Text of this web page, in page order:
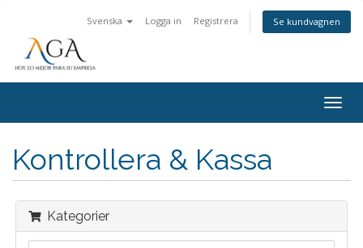
Svenska Logga in Registrera Se kundvagnen
Kontrollera & Kassa
Kategorier